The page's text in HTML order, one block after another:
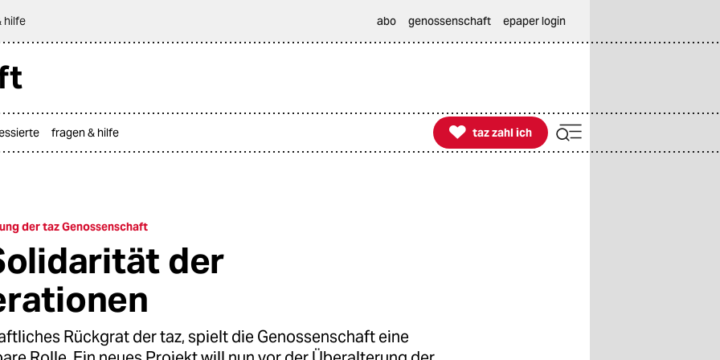
hilfe abo genossenschaft epaper login
fragen & hilfe 
taz zahl ich
taz zahl ich
der taz Genossenschaft
der
Rückgrat der taz, spielt die Genossenschaft eine